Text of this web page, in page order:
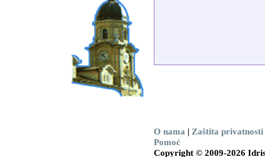
O nama | Zaštita privatnosti
Pomoć
Copyright © 2009-2026